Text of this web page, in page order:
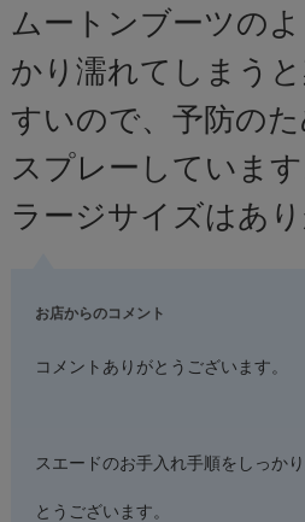
ムートンブーツの
かり濡れてしまう
すいので、予防の
スプレーしています
ラージサイズはあ
お店からのコメント
コメントありがとうございます。
スエードのお手入れ手順をしっか
とうございます。